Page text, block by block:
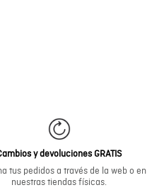
y devoluciones GRATIS
tus pedidos a través de la web o en
nuestras tiendas físicas.